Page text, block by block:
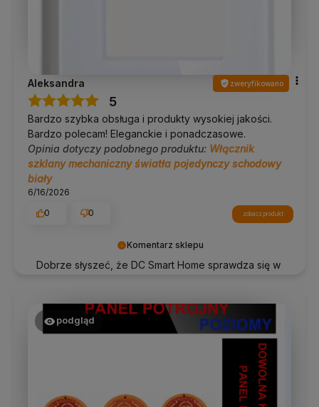
Komentarz sklepu
Dobrze słyszeć, że DC Smart Home sprawdza się w
Aleksandra zweryfikowano
5
Bardzo szybka obsługa i produkty wysokiej jakości.
Bardzo polecam! Eleganckie i ponadczasowe.
Opinia dotyczy podobnego produktu: Włącznik
szklany mechaniczny światła pojedynczy schodowy
biały
6/16/2026
0
0 zobacz produkt
podgląd